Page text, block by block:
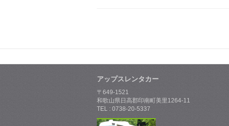
アップスレンタカー
〒649-1521
和歌山県日高郡印南町美里1264-11
TEL : 0738-20-5337